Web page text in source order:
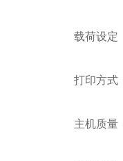
载荷设定
打印方式
主机质量